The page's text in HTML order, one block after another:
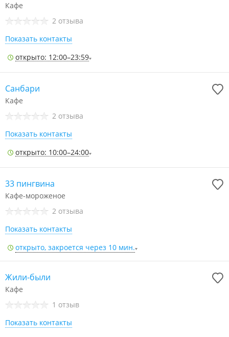
Кафе
2 отзыва
Показать контакты
открыто: 12:00–23:59
Санбари
Кафе
2 отзыва
Показать контакты
открыто: 10:00–24:00
33 пингвина
Кафе-мороженое
2 отзыва
Показать контакты
открыто, закроется через 10 мин.
Жили-были
Кафе
1 отзыв
Показать контакты